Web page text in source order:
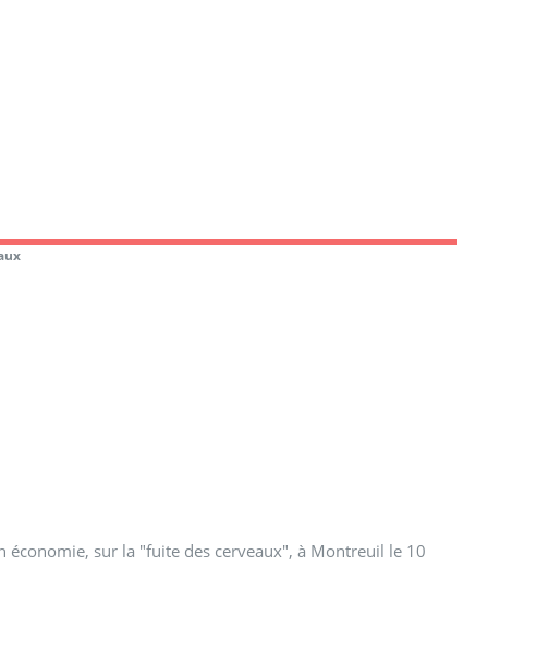
économie, sur la "fuite des cerveaux", à Montreuil le 10